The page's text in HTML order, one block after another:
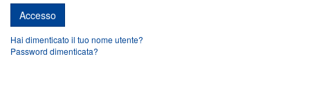
Hai dimenticato il tuo nome utente?
Password dimenticata?